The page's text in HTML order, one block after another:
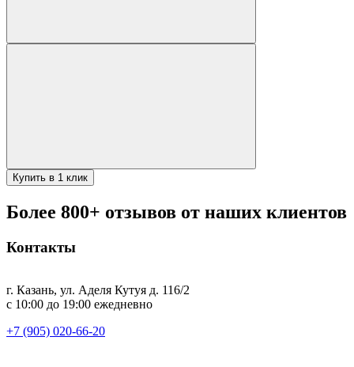
Купить в 1 клик
Более 800+ отзывов от наших клиентов
Контакты
г. Казань, ул. Аделя Кутуя д. 116/2
с 10:00 до 19:00 ежедневно
+7 (905) 020-66-20